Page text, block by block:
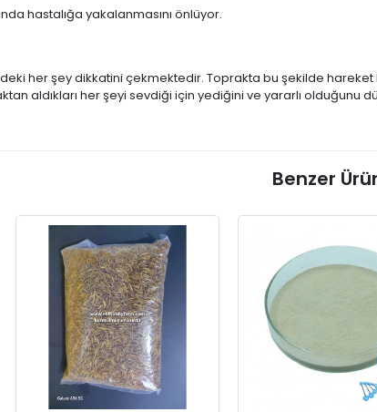
hastalığa yakalanmasını önlüyor.
her şey dikkatini çekmektedir. Toprakta bu şekilde
aldıkları her şeyi sevdiği için yediğini ve yararlı olduğunu
Benzer